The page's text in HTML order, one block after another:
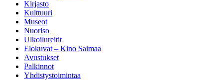
Kirjasto
Kulttuuri
Museot
Nuoriso
Ulkoilureitit
Elokuvat – Kino Saimaa
Avustukset
Palkinnot
Yhdistystoimintaa